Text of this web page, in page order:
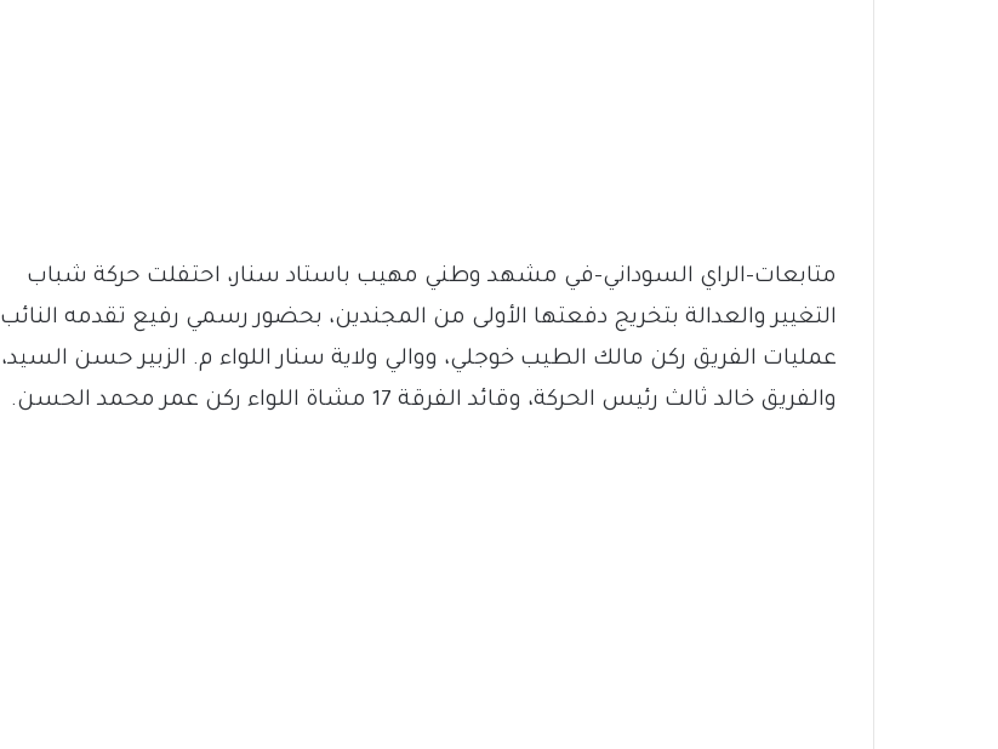
متابعات-الراي السوداني-في مشهد وطني مهيب باستاد سنار، احتفلت حركة شباب
التغيير والعدالة بتخريج دفعتها الأولى من المجندين، بحضور رسمي رفيع تقدمه النائب
عمليات الفريق ركن مالك الطيب خوجلي، ووالي ولاية سنار اللواء م. الزبير حسن السيد،
والفريق خالد ثالث رئيس الحركة، وقائد الفرقة 17 مشاة اللواء ركن عمر محمد الحسن.